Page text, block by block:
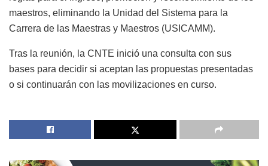
maestros, eliminando la Unidad del Sistema para la
Carrera de las Maestras y Maestros (USICAMM).
Tras la reunión, la CNTE inició una consulta con sus
bases para decidir si aceptan las propuestas presentadas
o si continuarán con las movilizaciones en curso.